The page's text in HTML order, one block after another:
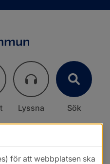
Lyssna Sök
för att webbplatsen ska